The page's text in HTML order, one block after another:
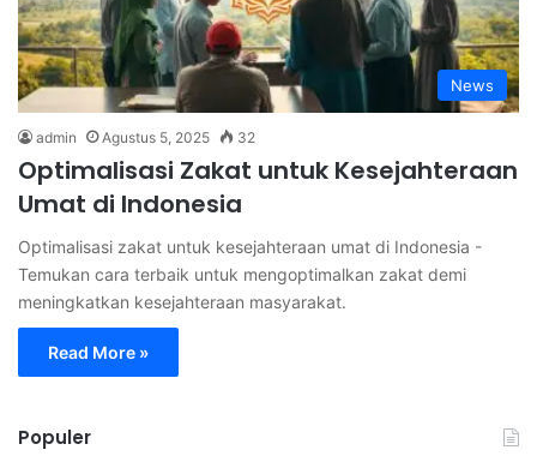
News
admin Agustus 5, 2025 32
Optimalisasi Zakat untuk Kesejahteraan
Umat di Indonesia
Optimalisasi zakat untuk kesejahteraan umat di Indonesia -
Temukan cara terbaik untuk mengoptimalkan zakat demi
meningkatkan kesejahteraan masyarakat.
Read More »
Populer